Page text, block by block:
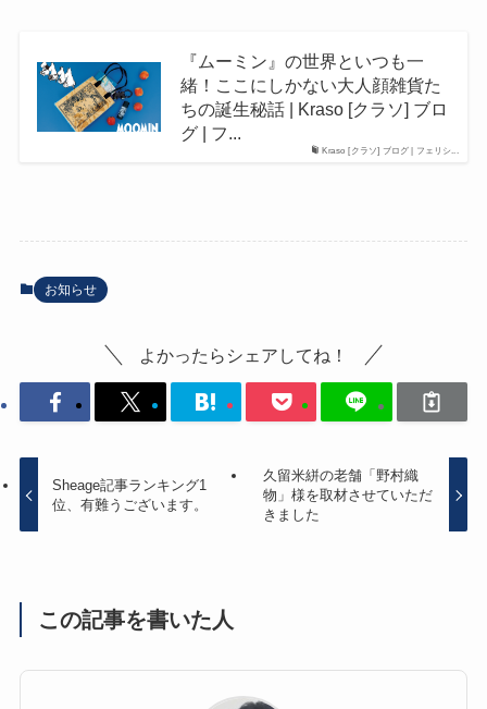
Kraso [クラソ] ブログ | フェリシ...
『ムーミン』の世界といつも一
緒！ここにしかない大人顔雑貨た
ちの誕生秘話 | Kraso [クラソ] ブロ
グ | フ...
お知らせ
よかったらシェアしてね！
Sheage記事ランキング1
位、有難うございます。
久留米絣の老舗「野村織
物」様を取材させていただ
きました
この記事を書いた人